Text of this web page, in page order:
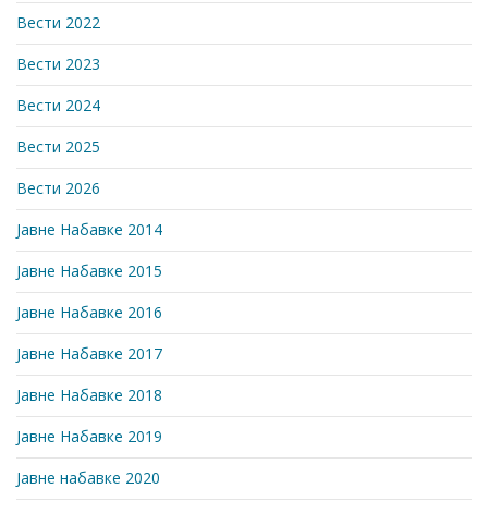
Вести 2022
Вести 2023
Вести 2024
Вести 2025
Вести 2026
Јавне Набавке 2014
Јавне Набавке 2015
Јавне Набавке 2016
Јавне Набавке 2017
Јавне Набавке 2018
Јавне Набавке 2019
Јавне набавке 2020